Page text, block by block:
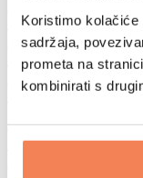
Koristimo kolačiće
sadržaja,
prometa na
kombinirati s
Biciklizam
Joga i pilates
Kupanje hladnom
Plivanje
Planinarenje
Biohacking
Terapija crvenim